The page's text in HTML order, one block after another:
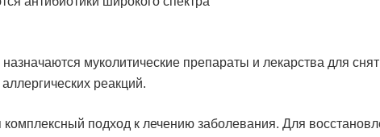
муколитические препараты и лекарства для
реакций.
подход к лечению заболевания. Для